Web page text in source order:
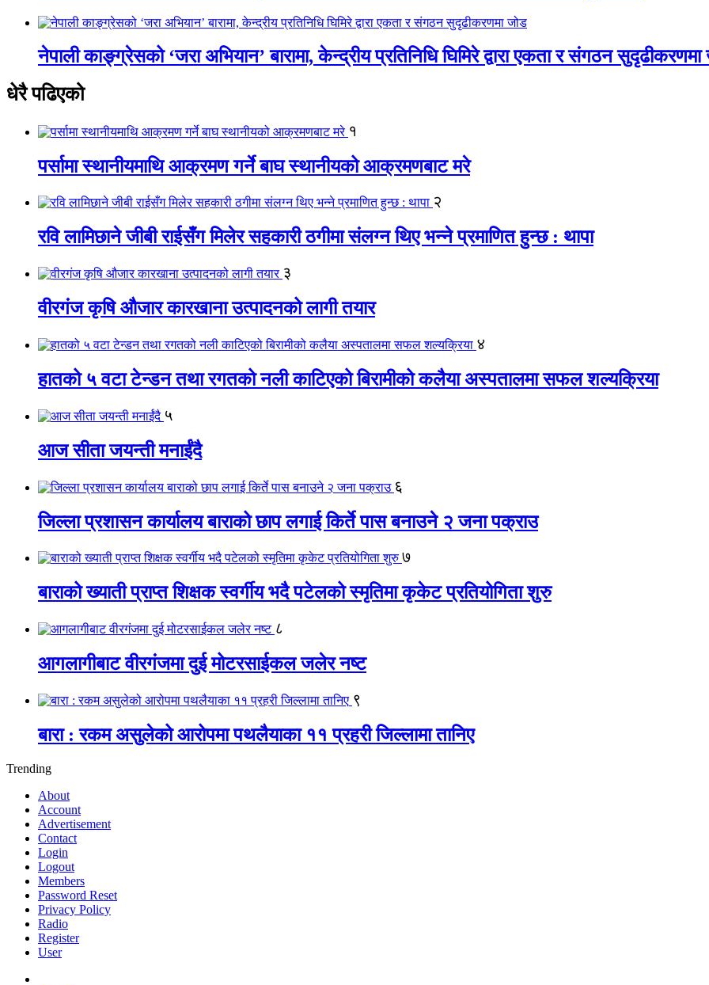
नेपाली काङ्ग्रेसको ‘जरा अभियान’ बारामा, केन्द्रीय प्रतिनिधि घिमिरे द्वारा एकता र संगठन
धेरै पढिएको
१
पर्सामा स्थानीयमाथि आक्रमण गर्ने बाघ स्थानीयको आक्रमणबाट मरे
२
रवि लामिछाने जीबी राईसँग मिलेर सहकारी ठगीमा संलग्न थिए भन्ने प्रमाणित हुन्छ : थापा
३
वीरगंज कृषि औजार कारखाना उत्पादनको लागी तयार
४
हातको ५ वटा टेन्डन तथा रगतको नली काटिएको बिरामीको कलैया अस्पतालमा सफल शल्यक्रिया
५
आज सीता जयन्ती मनाईंदै
६
जिल्ला प्रशासन कार्यालय बाराको छाप लगाई किर्ते पास बनाउने २ जना पक्राउ
७
बाराको ख्याती प्राप्त शिक्षक स्वर्गीय भदै पटेलको स्मृतिमा कृकेट प्रतियोगिता शुरु
८
आगलागीबाट वीरगंजमा दुई मोटरसाईकल जलेर नष्ट
९
बारा : रकम असुलेको आरोपमा पथलैयाका ११ प्रहरी जिल्लामा तानिए
Trending
About
Account
Advertisement
Contact
Login
Logout
Members
Password Reset
Privacy Policy
Radio
Register
User